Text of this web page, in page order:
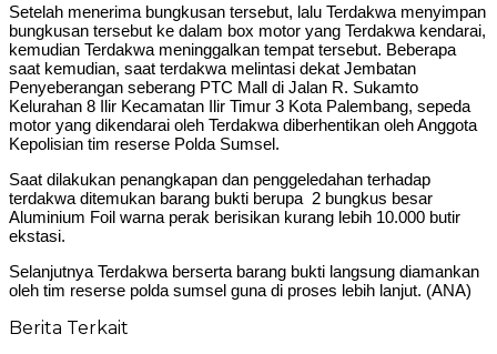
Setelah menerima bungkusan tersebut, lalu Terdakwa menyimpan
bungkusan tersebut ke dalam box motor yang Terdakwa kendarai,
kemudian Terdakwa meninggalkan tempat tersebut. Beberapa
saat kemudian, saat terdakwa melintasi dekat Jembatan
Penyeberangan seberang PTC Mall di Jalan R. Sukamto
Kelurahan 8 Ilir Kecamatan Ilir Timur 3 Kota Palembang, sepeda
motor yang dikendarai oleh Terdakwa diberhentikan oleh Anggota
Kepolisian tim reserse Polda Sumsel.
Saat dilakukan penangkapan dan penggeledahan terhadap
terdakwa ditemukan barang bukti berupa 2 bungkus besar
Aluminium Foil warna perak berisikan kurang lebih 10.000 butir
ekstasi.
Selanjutnya Terdakwa berserta barang bukti langsung diamankan
oleh tim reserse polda sumsel guna di proses lebih lanjut. (ANA)
Berita Terkait